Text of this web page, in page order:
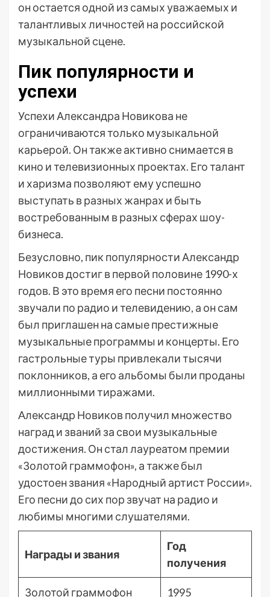
он остается одной из самых уважаемых и
талантливых личностей на российской
музыкальной сцене.
Пик популярности и
успехи
Успехи Александра Новикова не
ограничиваются только музыкальной
карьерой. Он также активно снимается в
кино и телевизионных проектах. Его талант
и харизма позволяют ему успешно
выступать в разных жанрах и быть
востребованным в разных сферах шоу-
бизнеса.
Безусловно, пик популярности Александр
Новиков достиг в первой половине 1990-х
годов. В это время его песни постоянно
звучали по радио и телевидению, а он сам
был приглашен на самые престижные
музыкальные программы и концерты. Его
гастрольные туры привлекали тысячи
поклонников, а его альбомы были проданы
миллионными тиражами.
Aлександр Новиков получил множество
наград и званий за свои музыкальные
достижения. Он стал лауреатом премии
«Золотой граммофон», а также был
удостоен звания «Народный артист России».
Его песни до сих пор звучат на радио и
любимы многими слушателями.
Награды и звания
Год
получения
Золотой граммофон 1995